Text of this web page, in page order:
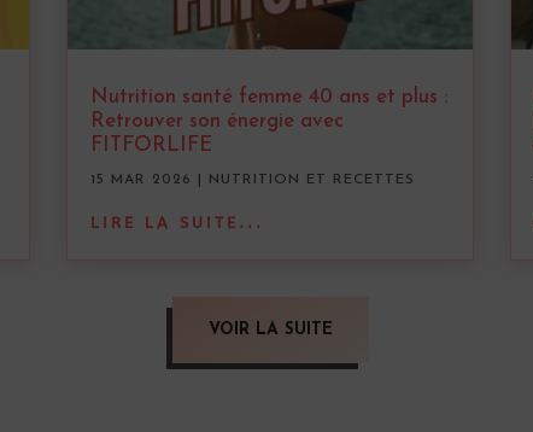
Nutrition santé femme 40 ans et plus :
Retrouver son énergie avec
FITFORLIFE
15 MAR 2026 NUTRITION ET RECETTES
LIRE LA SUITE...
VOIR LA SUITE